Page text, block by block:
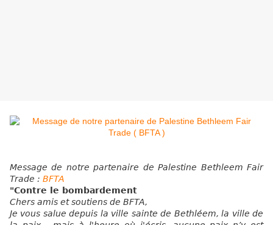
Message de notre partenaire de Palestine Bethleem Fair
Trade : BFTA
"Contre le bombardement
Chers amis et soutiens de BFTA,
Je vous salue depuis la ville sainte de Bethléem, la ville de